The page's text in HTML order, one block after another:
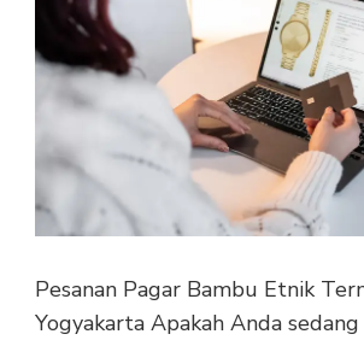
Pesanan Pagar Bambu Etnik
Yogyakarta Apakah Anda